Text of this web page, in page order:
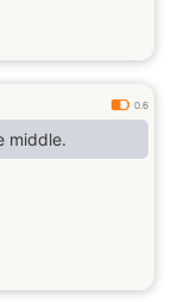
0.6
middle.